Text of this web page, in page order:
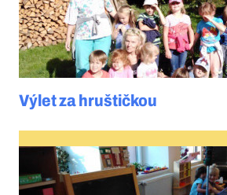
Výlet za hruštičkou